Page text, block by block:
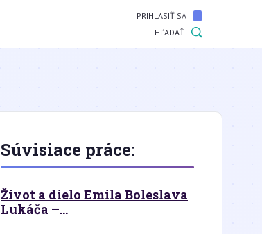
PRIHLÁSIŤ SA
HĽADAŤ
Súvisiace práce:
Život a dielo Emila Boleslava
Lukáča –...